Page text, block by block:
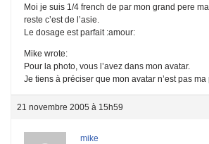
Moi je suis 1/4 french de par mon grand pere
reste c’est de l’asie.
Le dosage est parfait :amour:
Mike wrote:
Pour la photo, vous l’avez dans mon avatar.
Je tiens à préciser que mon avatar n’est pas
21 novembre 2005 à 15h59
mike